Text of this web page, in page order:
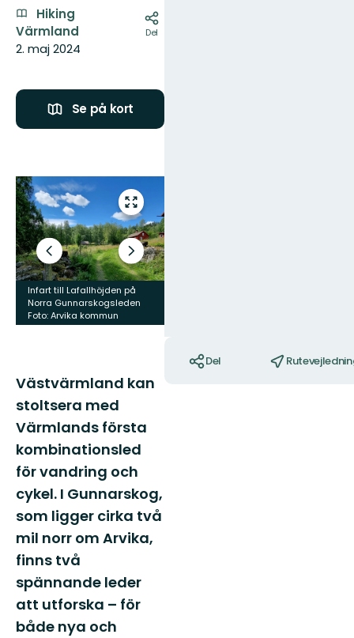
Hiking
Värmland
2. maj 2024
Del
Se på kort
Billeder
Gå
til
fuld
skærm
Forrige
slide
Næste
slide
Infart till Lafallhöjden på
Norra Gunnarskogsleden
Foto: Arvika kommun
Västvärmland kan
stoltsera med
Värmlands första
kombinationsled
för vandring och
cykel. I Gunnarskog,
som ligger cirka två
mil norr om Arvika,
finns två
spännande leder
att utforska – för
både nya och
Del